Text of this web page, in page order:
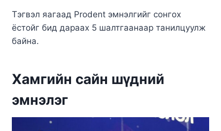
Тэгвэл яагаад Prodent эмнэлгийг сонгох
ёстойг бид дараах 5 шалтгаанаар танилцуулж
байна.
Хамгийн сайн шүдний
эмнэлэг